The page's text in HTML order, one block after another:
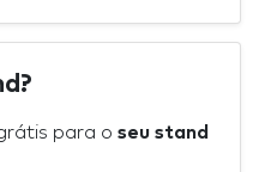
para o seu stand